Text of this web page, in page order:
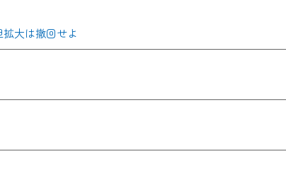
拡大は撤回せよ